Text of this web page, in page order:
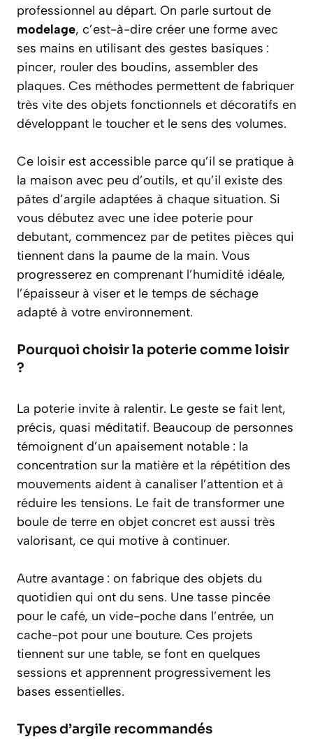
professionnel au départ. On parle surtout de
modelage, c’est-à-dire créer une forme avec
ses mains en utilisant des gestes basiques :
pincer, rouler des boudins, assembler des
plaques. Ces méthodes permettent de fabriquer
très vite des objets fonctionnels et décoratifs en
développant le toucher et le sens des volumes.
Ce loisir est accessible parce qu’il se pratique à
la maison avec peu d’outils, et qu’il existe des
pâtes d’argile adaptées à chaque situation. Si
vous débutez avec une idee poterie pour
debutant, commencez par de petites pièces qui
tiennent dans la paume de la main. Vous
progresserez en comprenant l’humidité idéale,
l’épaisseur à viser et le temps de séchage
adapté à votre environnement.
Pourquoi choisir la poterie comme loisir
?
La poterie invite à ralentir. Le geste se fait lent,
précis, quasi méditatif. Beaucoup de personnes
témoignent d’un apaisement notable : la
concentration sur la matière et la répétition des
mouvements aident à canaliser l’attention et à
réduire les tensions. Le fait de transformer une
boule de terre en objet concret est aussi très
valorisant, ce qui motive à continuer.
Autre avantage : on fabrique des objets du
quotidien qui ont du sens. Une tasse pincée
pour le café, un vide-poche dans l’entrée, un
cache-pot pour une bouture. Ces projets
tiennent sur une table, se font en quelques
sessions et apprennent progressivement les
bases essentielles.
Types d’argile recommandés